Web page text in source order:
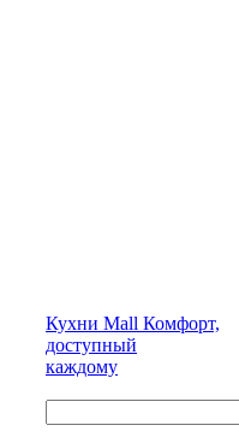
Кухни Mall Комфорт,
доступный
каждому